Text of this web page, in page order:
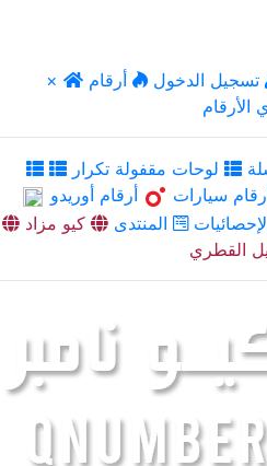
× تسجيل الدخول
أرقام
الأرقام
لوحات مقفولة تكرار
سيارات
أرقام أوريدو
المنتدى
كيو مزاد
القطري